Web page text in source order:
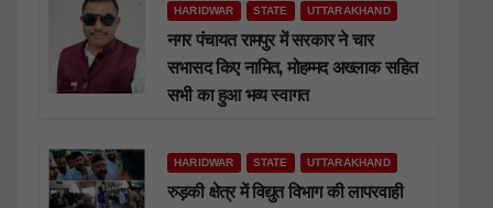
HARIDWAR STATE UTTARAKHAND
नगर पंचायत रामपुर में सरकार ने चार
सभासद किए नामित, मोहम्मद अख्लाक सहित
सभी का हुआ भव्य स्वागत
HARIDWAR STATE UTTARAKHAND
रुड़की क्षेत्र में विद्युत विभाग की लापरवाही